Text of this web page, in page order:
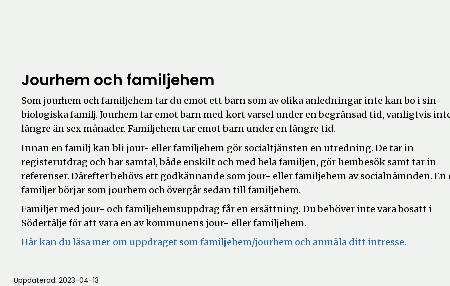
Jourhem och familjehem
Som jourhem och familjehem tar du emot ett barn som av olika anledningar inte kan bo i sin
biologiska familj. Jourhem tar emot barn med kort varsel under en begränsad tid, vanligtvis
längre än sex månader. Familjehem tar emot barn under en längre tid.
Innan en familj kan bli jour- eller familjehem gör socialtjänsten en utredning. De tar in
registerutdrag och har samtal, både enskilt och med hela familjen, gör hembesök samt tar in
referenser. Därefter behövs ett godkännande som jour- eller familjehem av socialnämnden. En
familjer börjar som jourhem och övergår sedan till familjehem.
Familjer med jour- och familjehemsuppdrag får en ersättning. Du behöver inte vara bosatt i
Södertälje för att vara en av kommunens jour- eller familjehem.
Här kan du läsa mer om uppdraget som familjehem/jourhem och anmäla ditt intresse.
Uppdaterad: 2023-04-13